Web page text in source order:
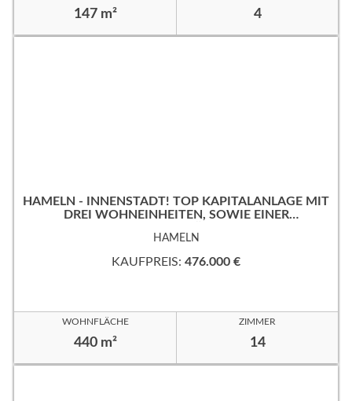
147 m² 4
HAMELN - INNENSTADT! TOP KAPITALANLAGE MIT
DREI WOHNEINHEITEN, SOWIE EINER
HAMELN
KAUFPREIS: 476.000 €
WOHNFLÄCHE
440 m²
ZIMMER
14